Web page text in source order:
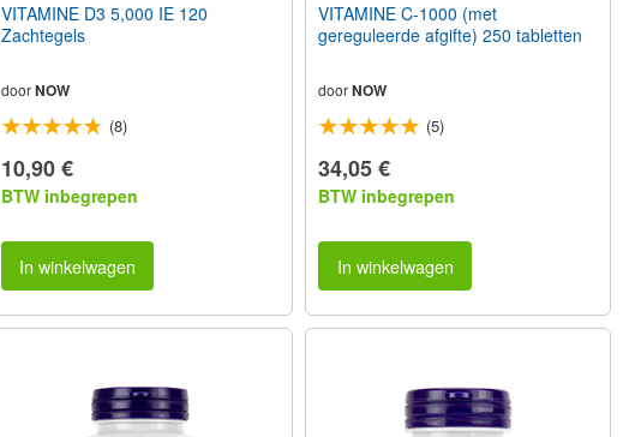
VITAMINE D3 5,000 IE 120
Zachtegels
door NOW
(8)
10,90 €
BTW inbegrepen
In winkelwagen
VITAMINE C-1000 (met
gereguleerde afgifte) 250 tabletten
doorNOW
(5)
34,05 €
BTW inbegrepen
In winkelwagen